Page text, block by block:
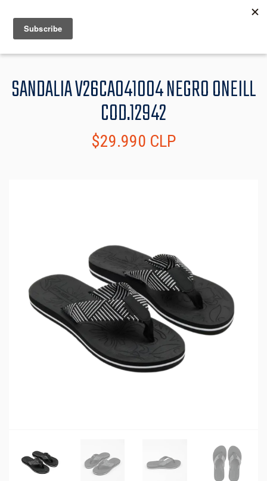
MENU
SANDALIA V26CA041004 NEGRO ONEILL
COD.12942
$29.990 CLP